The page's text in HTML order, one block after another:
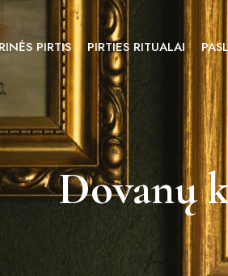
PIRTIS PIRTIES RITUALAI
Dovanų